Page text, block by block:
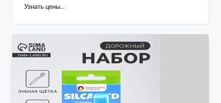
Узнать цены...